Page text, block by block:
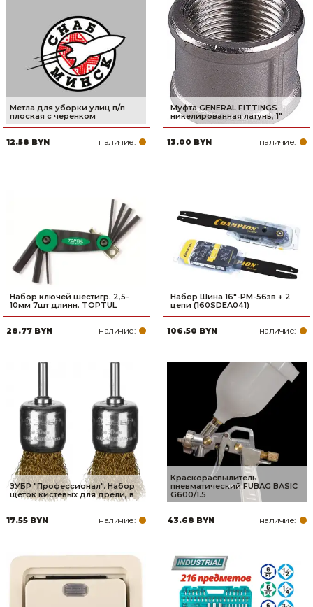
Метла для уборки улиц п/п
плоская с черенком
12.58 BYN наличие:
Муфта GENERAL FITTINGS
никелированная латунь, 1″
13.00 BYN наличие:
Набор ключей шестигр. 2,5-
10мм 7шт длинн. TOPTUL
28.77 BYN наличие:
Набор Шина 16"-РМ-56зв + 2
цепи (160SDEA041)
106.50 BYN наличие:
ЗУБР ″Профессионал″. Набор
щеток кистевых для дрели, в
17.55 BYN наличие:
Краскораспылитель
пневматический FUBAG BASIC
G600/1.5
43.68 BYN наличие: